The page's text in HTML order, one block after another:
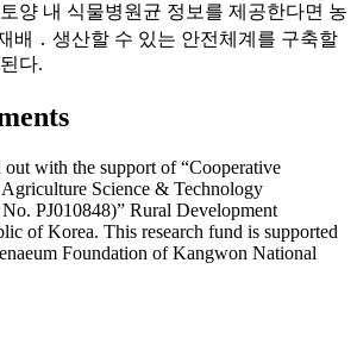
양 내 식물병원균 정보를 제공한다면 농
배 ․ 생산할 수 있는 안전체계를 구축할
다.
with the support of “Cooperative
Science & Technology
PJ010848)” Rural Development
of Korea. This research fund is supported
Foundation of Kangwon National